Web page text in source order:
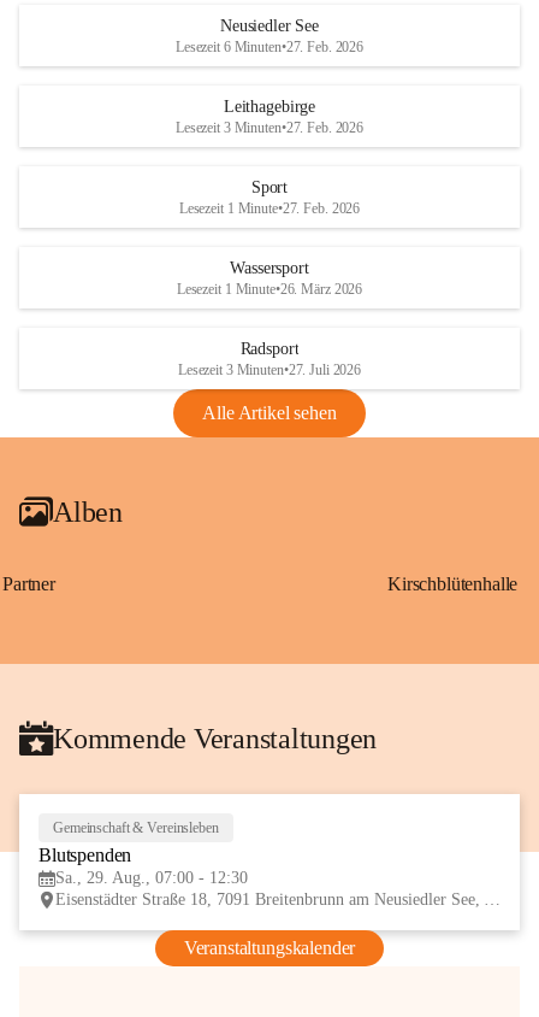
S
und den daraus folgenden wirtschaftlichen
Maßnahmen zur Bekämpfung
Rebe und der Amerikanischen
Anhang VBl. EU Nr. 18
1 Seite•1,4 MB
VBl. EU Nr. 18_2026
r
S
Neusiedler See
Lesezeit 6 Minuten•27. Feb. 2026
Leithagebirge
Lesezeit 3 Minuten•27. Feb. 2026
Sport
Lesezeit 1 Minute•27. Feb. 2026
Wassersport
Lesezeit 1 Minute•26. März 2026
Radsport
Lesezeit 3 Minuten•27. Juli 2026
Alle Artikel sehen
Alben
Partner Kirschblütenhalle
Kommende Veranstaltungen
Gemeinschaft & Vereinsleben
Blutspenden
Sa., 29. Aug., 07:00 - 12:30
Eisenstädter Straße 18, 7091 Breitenbrunn am Neusiedler See, AUT
Veranstaltungskalender